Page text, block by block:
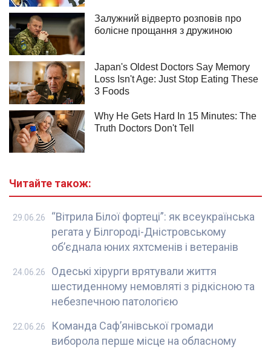
Читайте також:
“Вітрила Білої фортеці”: як всеукраїнська
регата у Білгороді-Дністровському
об’єднала юних яхтсменів і ветеранів
29.06.26
Одеські хірурги врятували життя
шестиденному немовляті з рідкісною та
небезпечною патологією
24.06.26
Команда Саф’янівської громади
виборола перше місце на обласному
22.06.26